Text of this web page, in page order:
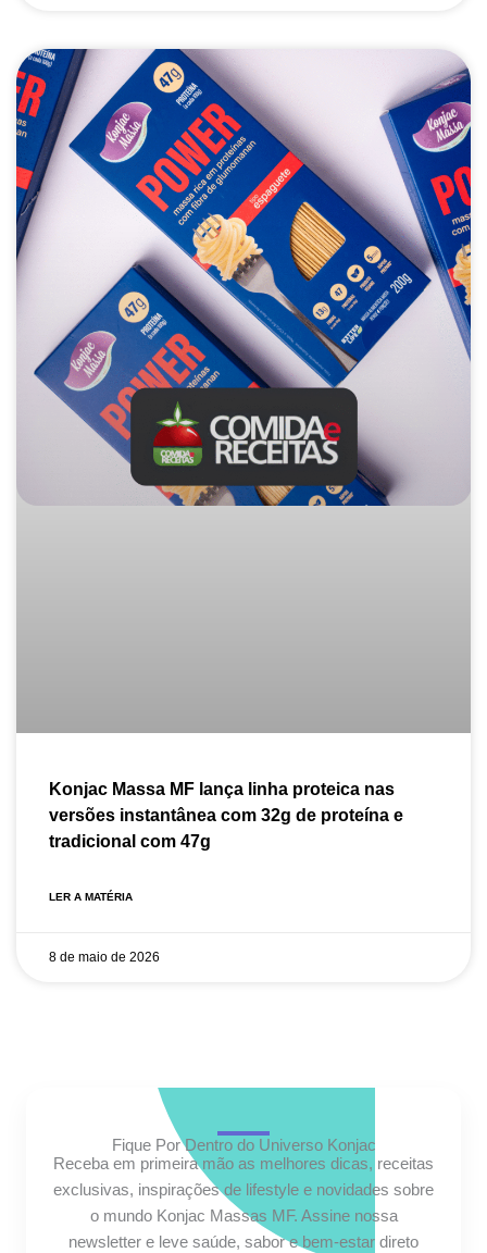
Konjac Massa MF lança linha proteica nas
versões instantânea com 32g de proteína e
tradicional com 47g
LER A MATÉRIA
8 de maio de 2026
Fique Por Dentro do Universo Konjac
Receba em primeira mão as melhores dicas, receitas
exclusivas, inspirações de lifestyle e novidades sobre
o mundo Konjac Massas MF. Assine nossa
newsletter e leve saúde, sabor e bem-estar direto